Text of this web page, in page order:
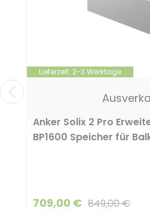
Lieferzeit: 2-3 Werktage
Anker Solix 2 Pro
BP1600 Speicher für
709,00 € 849,00€